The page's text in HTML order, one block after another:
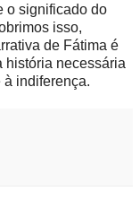
o significado do
isso,
de Fátima é
história necessária
à indiferença.